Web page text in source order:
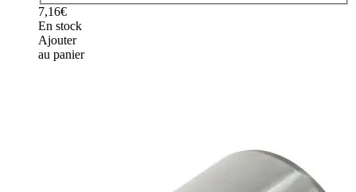
7,16€
En stock
Ajouter
au panier